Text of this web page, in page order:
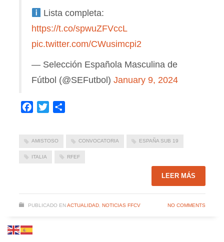
Lista completa:
https://t.co/spwuZFVccL
pic.twitter.com/CWusimcpi2
— Selección Española Masculina de
Fútbol (@SEFutbol) January 9, 2024
Facebook
Twitter
AMISTOSO CONVOCATORIA ESPAÑA SUB 19
ITALIA RFEF
LEER MÁS
PUBLICADO EN ACTUALIDAD, NOTICIAS FFCV NO COMMENTS